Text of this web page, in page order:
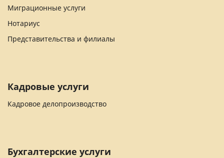
Миграционные услуги
Нотариус
Представительства и филиалы
Кадровые услуги
Кадровое делопроизводство
Бухгалтерские услуги